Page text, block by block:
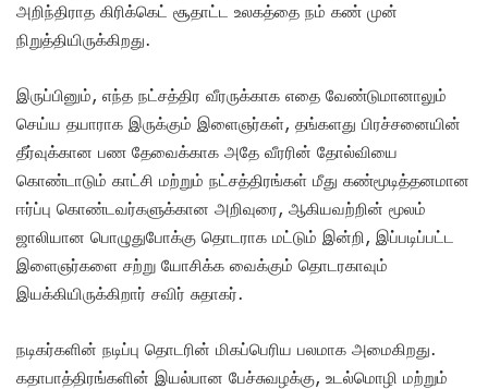
அறிந்திராத கிரிக்கெட் சூதாட்ட உலகத்தை நம் கண் முன்
நிறுத்தியிருக்கிறது.
இருப்பினும், எந்த நட்சத்திர வீரருக்காக எதை வேண்டுமானாலும்
செய்ய தயாராக இருக்கும் இளைஞர்கள், தங்களது பிரச்சனையின்
தீர்வுக்கான பண தேவைக்காக அதே வீரரின் தோல்வியை
கொண்டாடும் காட்சி மற்றும் நட்சத்திரங்கள் மீது கண்மூடித்தனமான
ஈர்ப்பு கொண்டவர்களுக்கான அறிவுரை, ஆகியவற்றின் மூலம்
ஜாலியான பொழுதுபோக்கு தொடராக மட்டும் இன்றி, இப்படிப்பட்ட
இளைஞர்களை சற்று யோசிக்க வைக்கும் தொடரகாவும்
இயக்கியிருக்கிறார் சவிர் சுதாகர்.
நடிகர்களின் நடிப்பு தொடரின் மிகப்பெரிய பலமாக அமைகிறது.
கதாபாத்திரங்களின் இயல்பான பேச்சுவழக்கு, உடல்மொழி மற்றும்